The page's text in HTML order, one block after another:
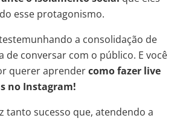
esse protagonismo.
a consolidação de
de conversar com o público. E você
querer aprendercomo fazer live
no Instagram!
tanto sucesso que, atendendo a